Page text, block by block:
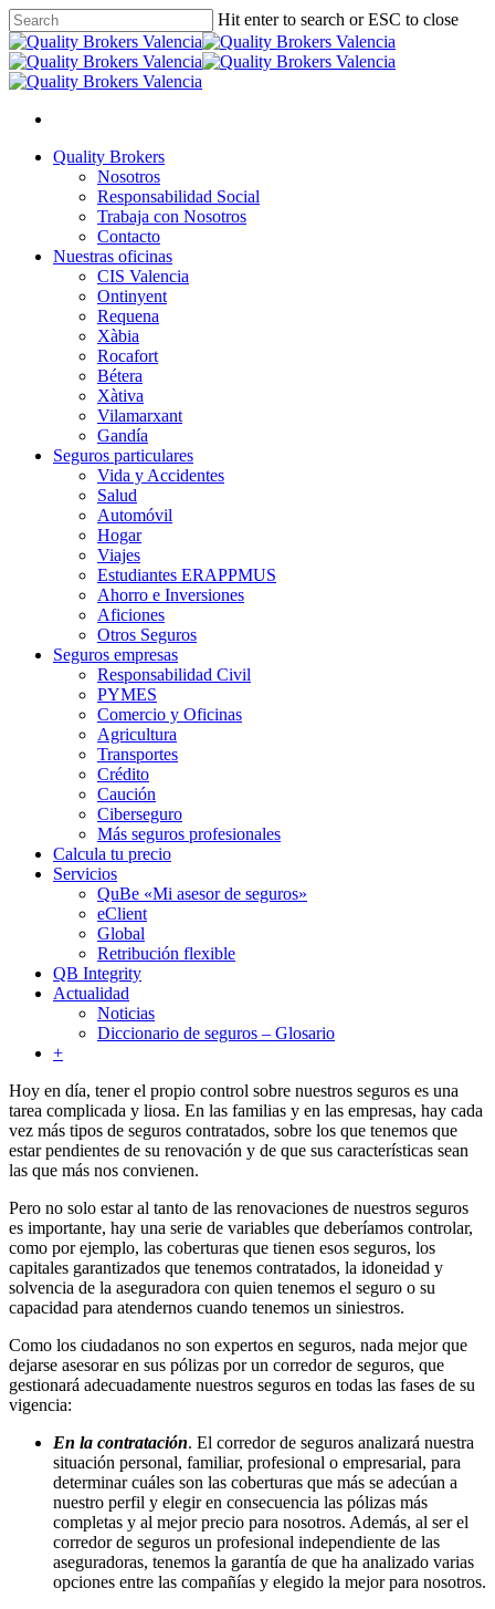
Skip
to
main
content
Hit enter to search or ESC to close
Close
Search
Menu
Menu
Quality Brokers
Nosotros
Responsabilidad Social
Trabaja con Nosotros
Contacto
Nuestras oficinas
CIS Valencia
Ontinyent
Requena
Xàbia
Rocafort
Bétera
Xàtiva
Vilamarxant
Gandía
Seguros particulares
Vida y Accidentes
Salud
Automóvil
Hogar
Viajes
Estudiantes ERAPPMUS
Ahorro e Inversiones
Aficiones
Otros Seguros
Seguros empresas
Responsabilidad Civil
PYMES
Comercio y Oficinas
Agricultura
Transportes
Crédito
Caución
Ciberseguro
Más seguros profesionales
Calcula tu precio
Servicios
QuBe «Mi asesor de seguros»
eClient
Global
Retribución flexible
QB Integrity
Actualidad
Noticias
Diccionario de seguros – Glosario
+
Hoy en día, tener el propio control sobre nuestros seguros es una
tarea complicada y liosa. En las familias y en las empresas, hay cada
vez más tipos de seguros contratados, sobre los que tenemos que
estar pendientes de su renovación y de que sus características sean
las que más nos convienen.
Pero no solo estar al tanto de las renovaciones de nuestros seguros
es importante, hay una serie de variables que deberíamos controlar,
como por ejemplo, las coberturas que tienen esos seguros, los
capitales garantizados que tenemos contratados, la idoneidad y
solvencia de la aseguradora con quien tenemos el seguro o su
capacidad para atendernos cuando tenemos un siniestros.
Como los ciudadanos no son expertos en seguros, nada mejor que
dejarse asesorar en sus pólizas por un corredor de seguros, que
gestionará adecuadamente nuestros seguros en todas las fases de su
vigencia:
En la contratación. El corredor de seguros analizará nuestra
situación personal, familiar, profesional o empresarial, para
determinar cuáles son las coberturas que más se adecúan a
nuestro perfil y elegir en consecuencia las pólizas más
completas y al mejor precio para nosotros. Además, al ser el
corredor de seguros un profesional independiente de las
aseguradoras, tenemos la garantía de que ha analizado varias
opciones entre las compañías y elegido la mejor para nosotros.